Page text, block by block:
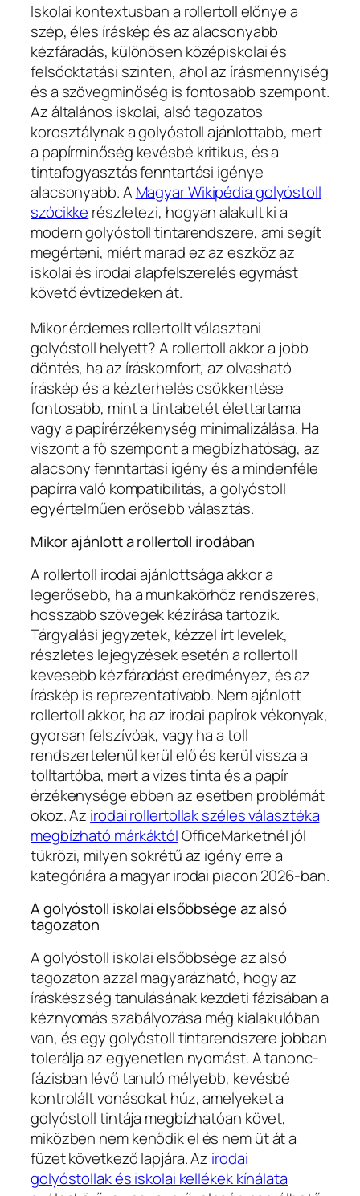
Iskolai kontextusban a rollertoll előnye a
szép, éles íráskép és az alacsonyabb
kézfáradás, különösen középiskolai és
felsőoktatási szinten, ahol az írásmennyiség
és a szövegminőség is fontosabb szempont.
Az általános iskolai, alsó tagozatos
korosztálynak a golyóstoll ajánlottabb, mert
a papírminőség kevésbé kritikus, és a
tintafogyasztás fenntartási igénye
alacsonyabb. A Magyar Wikipédia golyóstoll
szócikke részletezi, hogyan alakult ki a
modern golyóstoll tintarendszere, ami segít
megérteni, miért marad ez az eszköz az
iskolai és irodai alapfelszerelés egymást
követő évtizedeken át.
Mikor érdemes rollertollt választani
golyóstoll helyett? A rollertoll akkor a jobb
döntés, ha az íráskomfort, az olvasható
íráskép és a kézterhelés csökkentése
fontosabb, mint a tintabetét élettartama
vagy a papírérzékenység minimalizálása. Ha
viszont a fő szempont a megbízhatóság, az
alacsony fenntartási igény és a mindenféle
papírra való kompatibilitás, a golyóstoll
egyértelműen erősebb választás.
Mikor ajánlott a rollertoll irodában
A rollertoll irodai ajánlottsága akkor a
legerősebb, ha a munkakörhöz rendszeres,
hosszabb szövegek kézírása tartozik.
Tárgyalási jegyzetek, kézzel írt levelek,
részletes lejegyzések esetén a rollertoll
kevesebb kézfáradást eredményez, és az
íráskép is reprezentatívabb. Nem ajánlott
rollertoll akkor, ha az irodai papírok vékonyak,
gyorsan felszívóak, vagy ha a toll
rendszertelenül kerül elő és kerül vissza a
tolltartóba, mert a vizes tinta és a papír
érzékenysége ebben az esetben problémát
okoz. Az irodai rollertollak széles választéka
megbízható márkáktólOfficeMarketnél jól
tükrözi, milyen sokrétű az igény erre a
kategóriára a magyar irodai piacon 2026-ban.
A golyóstoll iskolai elsőbbsége az alsó
tagozaton
A golyóstoll iskolai elsőbbsége az alsó
tagozaton azzal magyarázható, hogy az
íráskészség tanulásának kezdeti fázisában a
kéznyomás szabályozása még kialakulóban
van, és egy golyóstoll tintarendszere jobban
tolerálja az egyenetlen nyomást. A tanonc-
fázisban lévő tanuló mélyebb, kevésbé
kontrolált vonásokat húz, amelyeket a
golyóstoll tintája megbízhatóan követ,
miközben nem kenődik el és nem üt át a
füzet következő lapjára. Az irodai
golyóstollak és iskolai kellékek kínálata